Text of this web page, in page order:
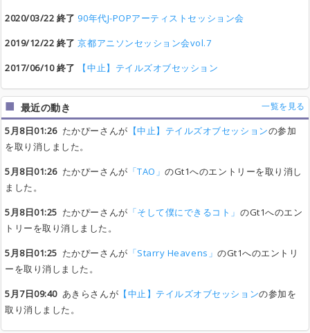
2020/03/22 終了 90年代J-POPアーティストセッション会
2019/12/22 終了 京都アニソンセッション会vol.7
2017/06/10 終了
【中止】テイルズオブセッション
最近の動き 一覧を見る
5月8日01:26たかぴーさんが 【中止】テイルズオブセッションの参加
を取り消しました。
5月8日01:26たかぴーさんが 「TAO」のGt1へのエントリーを取り消し
ました。
5月8日01:25 たかぴーさんが 「そして僕にできるコト」のGt1へのエン
トリーを取り消しました。
5月8日01:25 たかぴーさんが 「Starry Heavens」のGt1へのエントリ
ーを取り消しました。
5月7日09:40あきらさんが 【中止】テイルズオブセッションの参加を
取り消しました。